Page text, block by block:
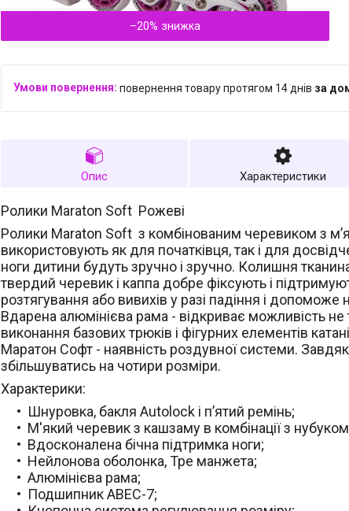
–20%
повернення товару протягом 14 днів за
Опис Характеристики
Ролики Maraton Soft Рожеві
Ролики Maraton Soft з комбінованим черевиком з
використовують як для початківця, так і для
ноги дитини будуть зручно і зручно. Колишня
твердий черевик і каппа добре фіксують і
розтягування або вивихів у разі падіння і
Вдарена алюмінієва рама - відкриває можливість не
виконання базових трюків і фігурних елементів
Маратон Софт - наявність роздувної системи.
збільшуватись на чотири розміри.
Характерики:
Шнуровка, бакля Autolock і п’ятий ремінь;
М'який черевик з кашзаму в комбінації з нубуком
Вдосконалена бічна підтримка ноги;
Нейлонова оболонка, Тре манжета;
Алюмінієва рама;
Подшипник ABEC-7;